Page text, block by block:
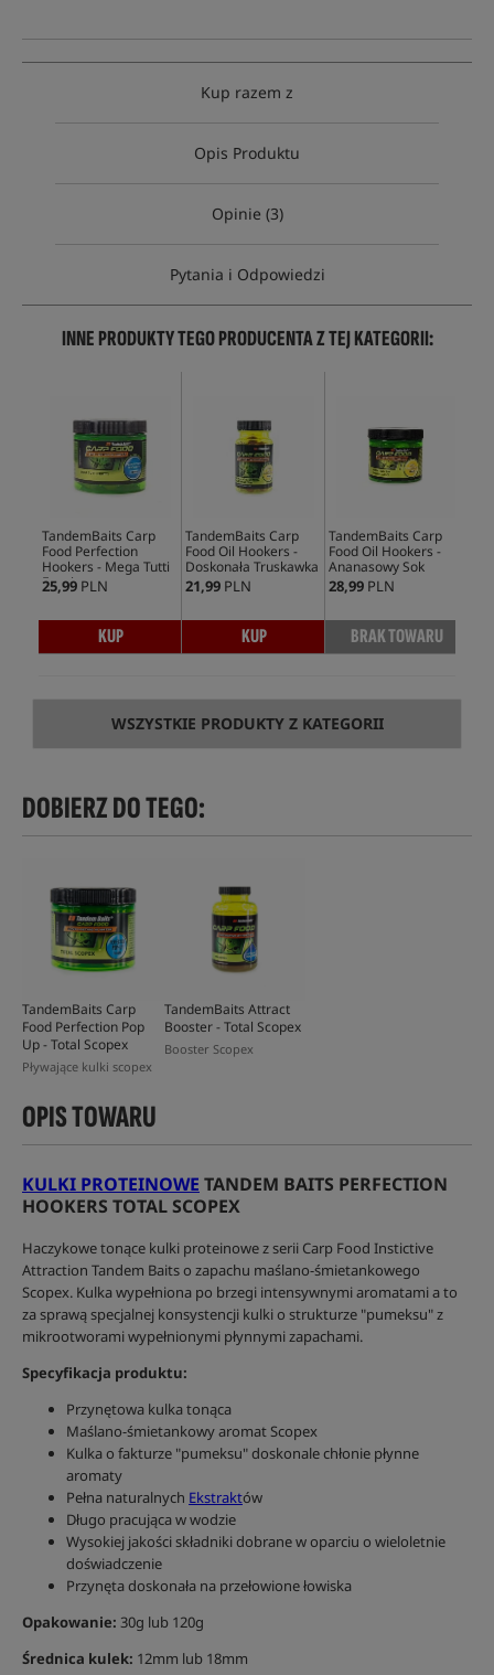
Kup razem z
Opis Produktu
Opinie (3)
Pytania i Odpowiedzi
INNE PRODUKTY TEGO PRODUCENTA Z TEJ KATEGORII:
TandemBaits Carp
Food Perfection
Hookers - Mega Tutti
Frutti
25,99 PLN
KUP
TandemBaits Carp
Food Oil Hookers -
Doskonała Truskawka
21,99 PLN
KUP
TandemBaits Carp
Food Oil Hookers -
Ananasowy Sok
28,99 PLN
BRAK TOWARU
WSZYSTKIE PRODUKTY Z KATEGORII
DOBIERZ DO TEGO:
TandemBaits Carp
Food Perfection Pop
Up - Total Scopex
Pływające kulki scopex
TandemBaits Attract
Booster - Total Scopex
Booster Scopex
OPIS TOWARU
KULKI PROTEINOWE TANDEM BAITS PERFECTION
HOOKERS TOTAL SCOPEX
Haczykowe tonące kulki proteinowe z serii Carp Food Instictive
Attraction Tandem Baits o zapachu maślano-śmietankowego
Scopex. Kulka wypełniona po brzegi intensywnymi aromatami a to
za sprawą specjalnej konsystencji kulki o strukturze "pumeksu" z
mikrootworami wypełnionymi płynnymi zapachami.
Specyfikacja produktu:
Przynętowa kulka tonąca
Maślano-śmietankowy aromat Scopex
Kulka o fakturze "pumeksu" doskonale chłonie płynne
aromaty
Pełna naturalnych Ekstraktów
Długo pracująca w wodzie
Wysokiej jakości składniki dobrane w oparciu o wieloletnie
doświadczenie
Przynęta doskonała na przełowione łowiska
Opakowanie: 30g lub 120g
Średnica kulek: 12mm lub 18mm